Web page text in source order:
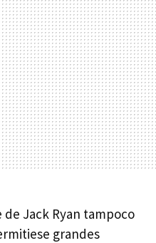
Jack Ryan tampoco
grandes